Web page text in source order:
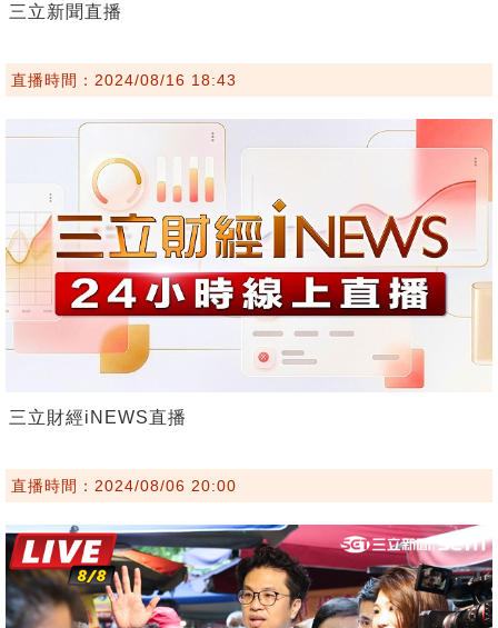
三立新聞直播
直播時間：2024/08/16 18:43
三立財經iNEWS直播
直播時間：2024/08/06 20:00